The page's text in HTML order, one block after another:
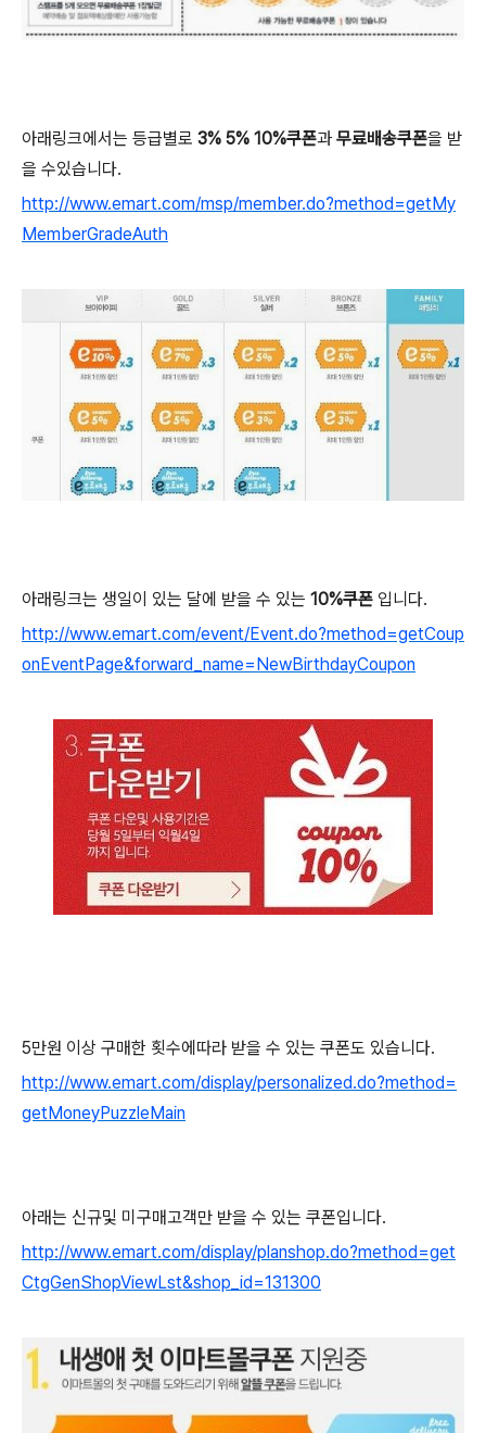
아래링크에서는 등급별로 3% 5% 10%쿠폰과 무료배송쿠폰을 받
을 수있습니다.
http://www.emart.com/msp/member.do?method=getMy
MemberGradeAuth
아래링크는 생일이 있는 달에 받을 수 있는 10%쿠폰 입니다.
http://www.emart.com/event/Event.do?method=getCoup
onEventPage&forward_name=NewBirthdayCoupon
5만원 이상 구매한 횟수에따라 받을 수 있는 쿠폰도 있습니다.
http://www.emart.com/display/personalized.do?method=
getMoneyPuzzleMain
아래는 신규및 미구매고객만 받을 수 있는 쿠폰입니다.
http://www.emart.com/display/planshop.do?method=get
CtgGenShopViewLst&shop_id=131300